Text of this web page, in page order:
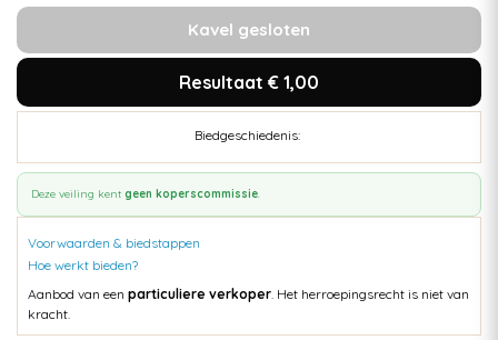
Kavel gesloten
Resultaat € 1,00
Biedgeschiedenis:
Deze veiling kent geen koperscommissie.
Voorwaarden & biedstappen
Hoe werkt bieden?
Aanbod van een particuliere verkoper . Het herroepingsrecht is niet van
kracht.